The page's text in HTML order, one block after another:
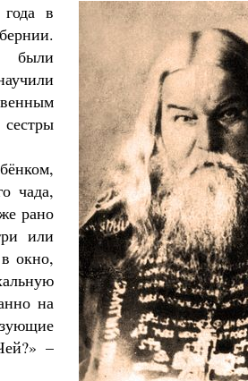
в
были
чада,
рано
или
окно,
на
–
Победоносец. Научись у
святого
Котов Чего ждет